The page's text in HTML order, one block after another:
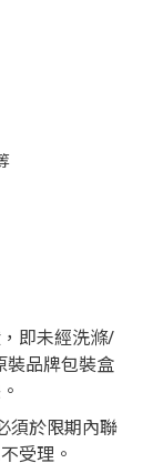
即未經洗滌/
裝品牌包裝盒
須於限期內聯
受理。